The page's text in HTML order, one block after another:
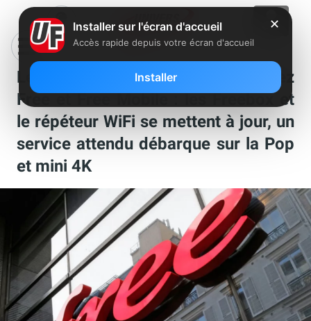
Les nouveautés de la semaine chez
Free et Free Mobile : les Freebox et
le répéteur WiFi se mettent à jour, un
service attendu débarque sur la Pop
et mini 4K
✕
Installer sur l'écran d'accueil
Accès rapide depuis votre écran d'accueil
Installer